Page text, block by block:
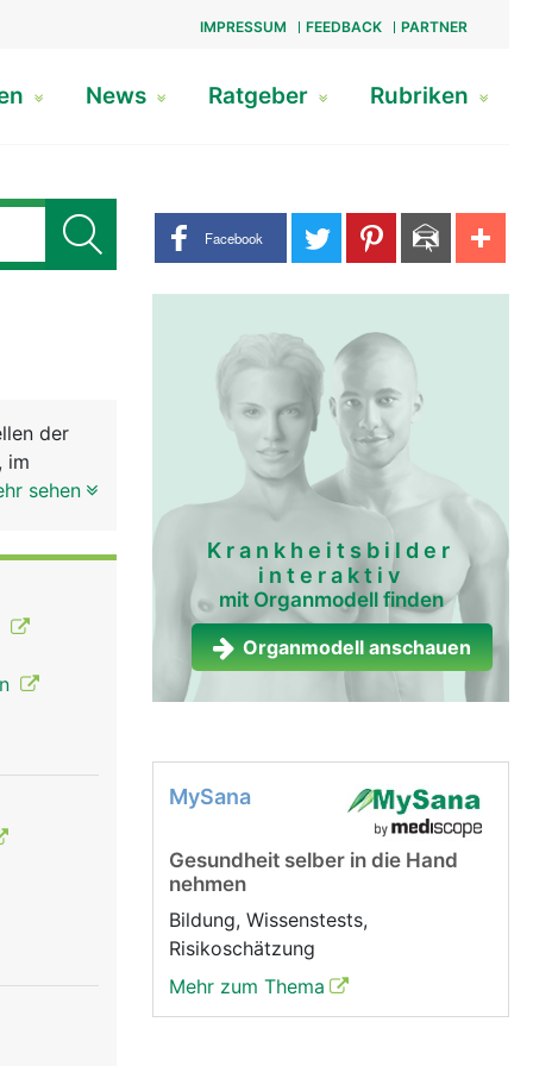
IMPRESSUM FEEDBACK PARTNER
News Ratgeber Rubriken
Share buttons
Facebook
der
im
ein
nicht
wird in
sehen
Krankheitsbilder
interaktiv
mit Organmodell finden
Organmodell anschauen
MySana
Gesundheit selber in die Hand
nehmen
Bildung, Wissenstests,
Risikoschätzung
Mehr zum Thema